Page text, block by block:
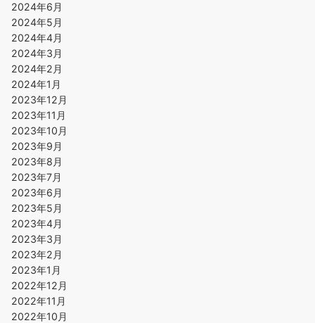
2024年6月
2024年5月
2024年4月
2024年3月
2024年2月
2024年1月
2023年12月
2023年11月
2023年10月
2023年9月
2023年8月
2023年7月
2023年6月
2023年5月
2023年4月
2023年3月
2023年2月
2023年1月
2022年12月
2022年11月
2022年10月